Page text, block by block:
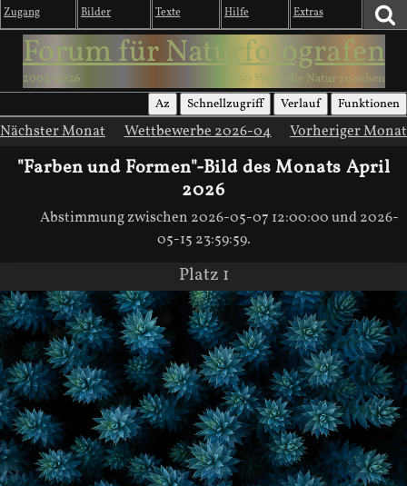
Zugang Bilder Texte Hilfe Extras
Forum für Naturfotografen
2003-2026 1000 Wege, die Natur zu sehen
Az Schnellzugriff Verlauf Funktionen
Nächster Monat Wettbewerbe 2026-04 Vorheriger Monat
"Farben und Formen"-Bild des Monats April
2026
Abstimmung zwischen 2026-05-07 12:00:00 und 2026-
05-15 23:59:59.
Platz 1